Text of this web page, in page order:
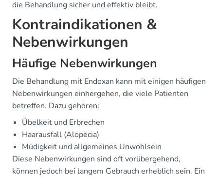
die Behandlung sicher und effektiv bleibt.
Kontraindikationen &
Nebenwirkungen
Häufige Nebenwirkungen
Die Behandlung mit Endoxan kann mit einigen häufigen
Nebenwirkungen einhergehen, die viele Patienten
betreffen. Dazu gehören:
Übelkeit und Erbrechen
Haarausfall (Alopecia)
Müdigkeit und allgemeines Unwohlsein
Diese Nebenwirkungen sind oft vorübergehend,
können jedoch bei langem Gebrauch erheblich sein. Ein